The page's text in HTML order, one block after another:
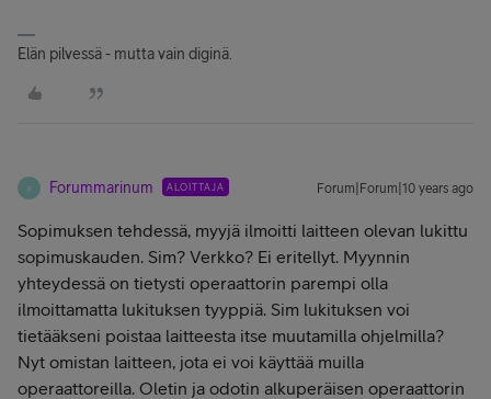
Elän pilvessä - mutta vain diginä.
F Forummarinum ALOITTAJA Forum|Forum|10 years ago
Sopimuksen tehdessä, myyjä ilmoitti laitteen olevan lukittu
sopimuskauden. Sim? Verkko? Ei eritellyt. Myynnin
yhteydessä on tietysti operaattorin parempi olla
ilmoittamatta lukituksen tyyppiä. Sim lukituksen voi
tietääkseni poistaa laitteesta itse muutamilla ohjelmilla?
Nyt omistan laitteen, jota ei voi käyttää muilla
operaattoreilla. Oletin ja odotin alkuperäisen operaattorin